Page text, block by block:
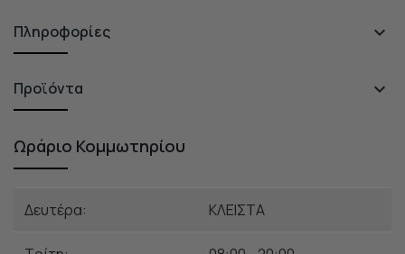
Πληροφορίες 
Προϊόντα 
Ωράριο Κομμωτηρίου
Δευτέρα: ΚΛΕΙΣΤΑ